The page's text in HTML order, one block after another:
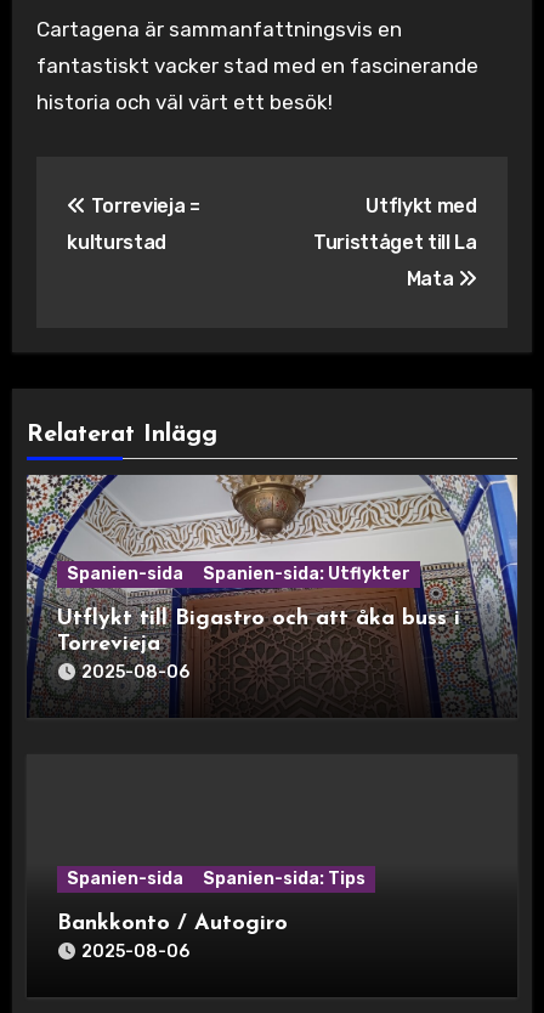
Cartagena är sammanfattningsvis en
fantastiskt vacker stad med en fascinerande
historia och väl värt ett besök!
Torrevieja =
kulturstad
Utflykt med
Turisttåget till La
Mata
Relaterat Inlägg
Spanien-sida Spanien-sida: Utflykter
Utflykt till Bigastro och att åka buss i
Torrevieja
2025-08-06
Spanien-sida Spanien-sida: Tips
Bankkonto / Autogiro
2025-08-06